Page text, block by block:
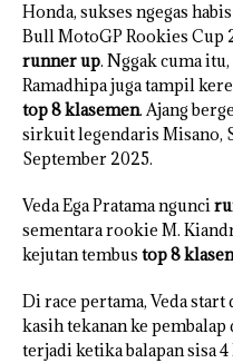
Honda, sukses ngegas
Bull MotoGP Rookies Cup
runner up. Nggak cuma
Ramadhipa juga tampil
top 8 klasemen. Ajang
sirkuit legendaris Misano,
September 2025.
Veda Ega Pratama ngunci
sementara rookie M.
kejutan tembus top 8
Di race pertama, Veda
kasih tekanan ke pembalap
terjadi ketika balapan sisa